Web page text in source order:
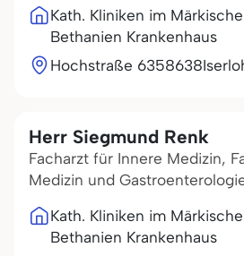
Kath. Kliniken im
Bethanien Krankenhaus
Hochstraße 6358638
Herr Siegmund Renk
Facharzt für Innere Medizin,
Medizin und
Kath. Kliniken im
Bethanien Krankenhaus